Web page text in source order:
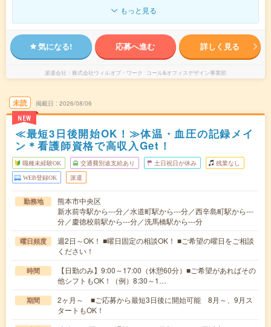
もっと見る
気になる! 応募へ進む 詳しく見る
派遣会社 株式会社ウィルオブ・ワーク コール&オフィスデザイン事業部
未読
NEW
掲載日 2026/08/06
≪最短3日後開始OK！≫体温・血圧の記録メイ
ン＊看護師資格で高収入Get！
職種未経験OK 交通費別途支給あり 土日祝日が休み 残業なし
WEB登録OK 派遣
勤務地
熊本市中央区
新水前寺駅から---分／水道町駅から---分／西辛島町駅から---
分／慶徳校前駅から---分／洗馬橋駅から---分
曜日頻度
週2日～OK！ ■曜日固定の相談OK！ ■ご希望の曜日をご相談
ください！
時間
【日勤のみ】9:00～17:00（休憩60分）■ご希望があればその
他シフトもOK！（例）8:30～1…
期間
2ヶ月～ ■ご応募から最短3日後に開始可能 8月～、9月ス
タートもOK！